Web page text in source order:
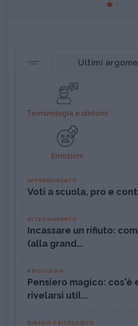
Ultimi
Terminologia e dintorni
Emozioni
APPRENDIMENTO
Voti a scuola, pro e
ATTEGGIAMENTO
Incassare un rifiuto:
(alla grand...
PSICOLOGIA
Pensiero magico: cos'è
rivelarsi util...
DISAGIO PSICOLOGICO